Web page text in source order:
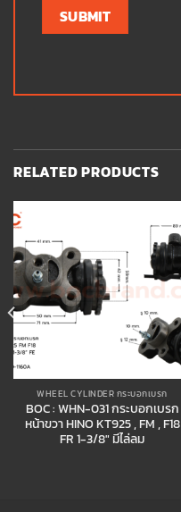
RELATED PRODUCTS
Add to
WHEEL CYLINDER กระบอกเบรก
BOC : WHN-031 กระบอกเบรก
หน้าขวา HINO KT925 , FM , F18
FR 1-3/8″ มีไล่ลม